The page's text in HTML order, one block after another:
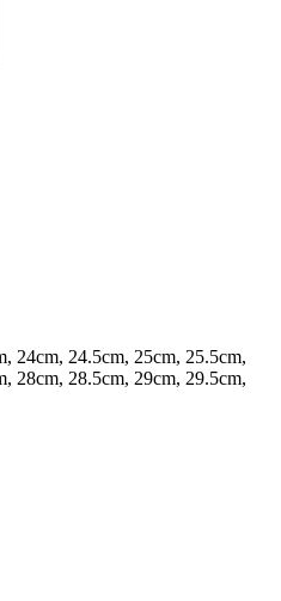
24cm, 24.5cm, 25cm, 25.5cm,
28cm, 28.5cm, 29cm, 29.5cm,